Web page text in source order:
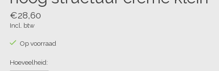
€28,60
Incl. btw
Op voorraad
Hoeveelheid: